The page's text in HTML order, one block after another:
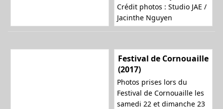
Crédit photos : Studio JAE /
Jacinthe Nguyen
Festival de Cornouaille
(2017)
Photos prises lors du
Festival de Cornouaille les
samedi 22 et dimanche 23